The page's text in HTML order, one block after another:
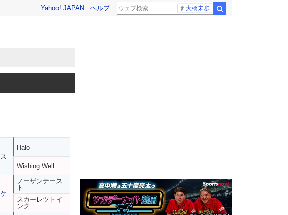
Yahoo! JAPAN ヘルプ 大橋未歩
Halo
Wishing Well
ノーザンテース
ト
スカーレツトイ
ンク